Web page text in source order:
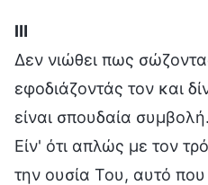
Ⅲ
Δεν νιώθει πως
εφοδιάζοντάς τον και
είναι σπουδαία συμβολή.
Είν' ότι απλώς με τον
την ουσία Του, αυτό που